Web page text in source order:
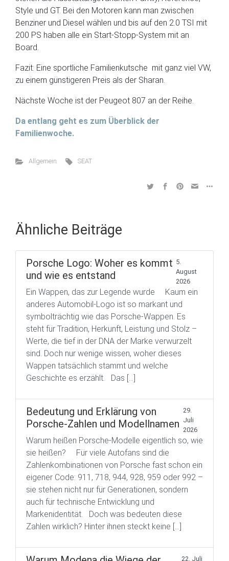
Style und GT. Bei den Motoren kann man zwischen
Benziner und Diesel wählen und bis auf den 2.0 TSI mit
200 PS haben alle ein Start-Stopp-System mit an
Board.
Fazit: Eine sportliche Familienkutsche mit ganz viel VW,
zu einem günstigeren Preis als der Sharan.
Nächste Woche ist der Peugeot 807 an der Reihe.
Da entlang geht es zum Überblick der
Familienwoche.
Allgemein SEAT
Ähnliche Beiträge
Porsche Logo: Woher es kommt
und wie es entstand
5.
August
2026
Ein Wappen, das zur Legende wurde Kaum ein
anderes Automobil-Logo ist so markant und
symbolträchtig wie das Porsche-Wappen. Es
steht für Tradition, Herkunft, Leistung und Stolz –
Werte, die tief in der DNA der Marke verwurzelt
sind. Doch nur wenige wissen, woher dieses
Wappen tatsächlich stammt und welche
Geschichte es erzählt. Das […]
Bedeutung und Erklärung von
Porsche-Zahlen und Modellnamen
29.
Juli
2026
Warum heißen Porsche-Modelle eigentlich so, wie
sie heißen? Für viele Autofans sind die
Zahlenkombinationen von Porsche fast schon ein
eigener Code: 911, 718, 944, 928, 959 oder 992 –
sie stehen nicht nur für Generationen, sondern
auch für technische Entwicklung und
Markenidentität. Doch was bedeuten diese
Zahlen wirklich? Hinter ihnen steckt keine […]
22. Juli